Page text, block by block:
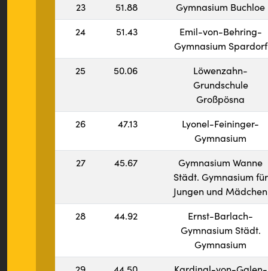
23
51.88
Gymnasium Buchloe
24
51.43
Emil-von-Behring-
Gymnasium Spardorf
25
50.06
Löwenzahn-
Grundschule
Großpösna
26
47.13
Lyonel-Feininger-
Gymnasium
27
45.67
Gymnasium Wanne
Städt. Gymnasium für
Jungen und Mädchen
28
44.92
Ernst-Barlach-
Gymnasium Städt.
Gymnasium